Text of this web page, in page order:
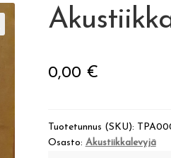
0,00 €
Tuotetunnus (SKU):
Osasto: Akustiikkalevyjä